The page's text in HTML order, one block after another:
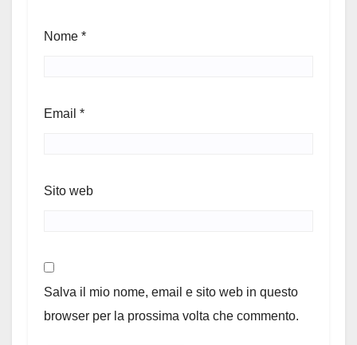
Nome *
Email *
Sito web
Salva il mio nome, email e sito web in questo
browser per la prossima volta che commento.